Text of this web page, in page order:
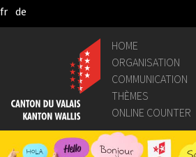
Skip to Main Content
fr de
HOME
ORGANISATION
COMMUNICATION
THÈMES
ONLINE COUNTER